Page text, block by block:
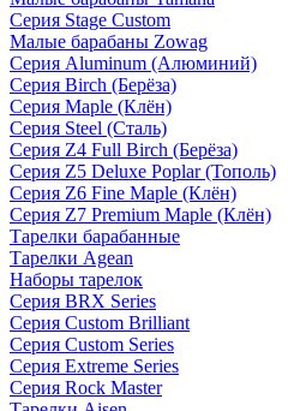
Серия Stage Custom
Малые барабаны Zowag
Серия Aluminum (Алюминий)
Серия Birch (Берёза)
Серия Maple (Клён)
Серия Steel (Сталь)
Серия Z4 Full Birch (Берёза)
Серия Z5 Deluxe Poplar (Тополь)
Серия Z6 Fine Maple (Клён)
Серия Z7 Premium Maple (Клён)
Тарелки барабанные
Тарелки Agean
Наборы тарелок
Серия BRX Series
Серия Custom Brilliant
Серия Custom Series
Серия Extreme Series
Серия Rock Master